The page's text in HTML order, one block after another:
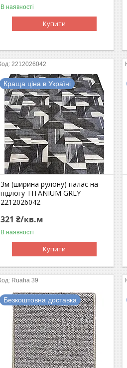
В наявності
Купити
2212026042
Краща ціна в Україні
3м (ширина рулону) палас на
підлогу TITANIUM GREY
2212026042
321 ₴/кв.м
В наявності
Купити
Ruaha 39
Безкоштовна доставка